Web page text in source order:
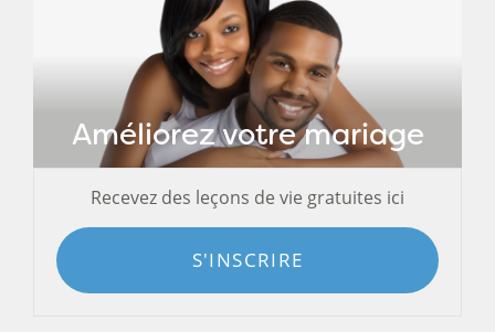
Améliorez votre mariage
Recevez des leçons de vie gratuites ici
S'INSCRIRE